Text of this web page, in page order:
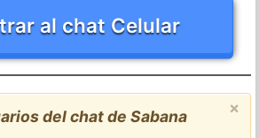
al chat Celular
×
del chat de Sabana